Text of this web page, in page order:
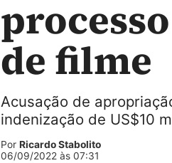
de filme
Acusação de
indenização de US$10
Por Ricardo Stabolito
06/09/2022 às 07:31